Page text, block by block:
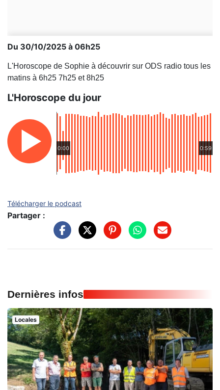
Du 30/10/2025 à 06h25
L'Horoscope de Sophie à découvrir sur ODS radio tous les
matins à 6h25 7h25 et 8h25
L'Horoscope du jour
0:00 0:59
Télécharger le podcast
Partager :
Dernières infos
Locales